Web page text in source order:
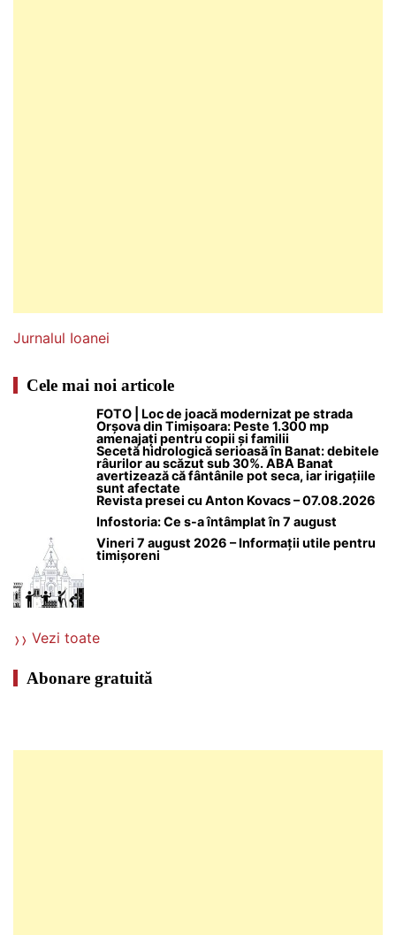
Jurnalul Ioanei
Cele mai noi articole
FOTO | Loc de joacă modernizat pe strada
Orșova din Timișoara: Peste 1.300 mp
amenajați pentru copii și familii
Secetă hidrologică serioasă în Banat: debitele
râurilor au scăzut sub 30%. ABA Banat
avertizează că fântânile pot seca, iar irigațiile
sunt afectate
Revista presei cu Anton Kovacs – 07.08.2026
Infostoria: Ce s-a întâmplat în 7 august
Vineri 7 august 2026 – Informații utile pentru
timișoreni
Vezi toate
Abonare gratuită